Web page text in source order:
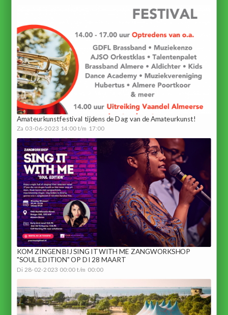
Amateurkunstfestival tijdens de Dag van de Amateurkunst!
Za 03-06-2023 14:00 t/m 17:00
KOM ZINGEN BIJ SING IT WITH ME ZANGWORKSHOP
"SOUL EDITION" OP DI 28 MAART
Di 28-02-2023 00:00 t/m 00:00